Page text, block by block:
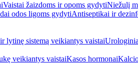
Vaistai žaizdoms ir opoms gydytiNiežulį
odos ligoms gydytiAntiseptikai ir
lytinę sistemą veikiantys vaistai
veikiantys vaistaiKasos hormonai